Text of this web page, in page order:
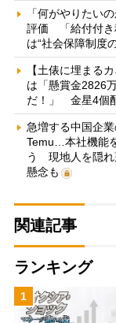
「何がやりたい
評価 「給付付き
は“社会保障制度
【土俵に埋まる
は「懸賞金2826
だ！」 金星4個
急増する中国企
Temu…本社機能
う 現地人を隠れ
懸念も
関連記事
ランキング
1